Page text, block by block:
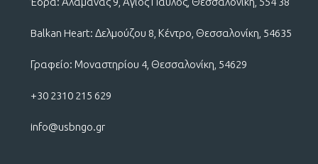
Balkan Heart: Δελμούζου 8, Κέντρο, Θεσσαλονίκη, 54635
Γραφείο: Μοναστηρίου 4, Θεσσαλονίκη, 54629
+30 2310 215 629
info@usbngo.gr